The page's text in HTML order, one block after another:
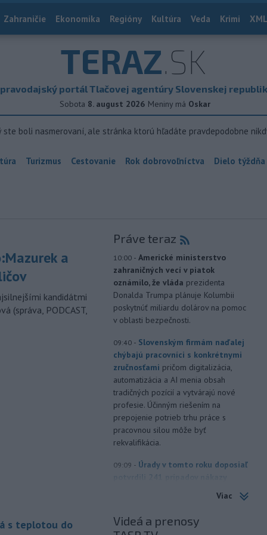
Zahraničie Ekonomika Regióny Kultúra Veda Krimi
TERAZ.SK
portál Tlačovej agentúry Slovenskej
Sobota 8. august 2026 Meniny má Oskar
ste boli nasmerovaní, ale stránka ktorú hľadáte pravdepodobne
Turizmus Cestovanie Rok dobrovoľníctva Dielo týždňa
a
kandidátmi
(správa, PODCAST,
s teplotou do
Práve teraz
10:00 - Americké ministerstvo
zahraničných vecí v piatok
oznámilo, že vláda prezidenta
Donalda Trumpa plánuje Kolumbii
poskytnúť miliardu dolárov na pomoc
v oblasti bezpečnosti.
09:40 - Slovenským firmám naďalej
chýbajú pracovníci s konkrétnymi
zručnosťami pričom digitalizácia,
automatizácia a AI menia obsah
tradičných pozícií a vytvárajú nové
profesie. Účinným riešením na
prepojenie potrieb trhu práce s
pracovnou silou môže byť
rekvalifikácia.
09:09 - Úrady v tomto roku doposiaľ
Európe. Uvádza to týždenná správa,
ktorú v piatok zverejnilo Európske
centrum pre prevenciu a kontrolu
Viac
Videá a prenosy